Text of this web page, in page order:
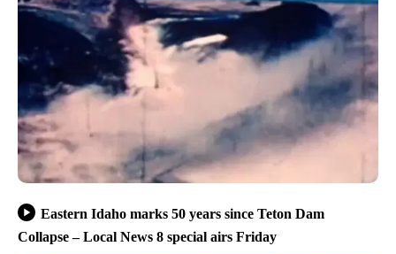
Eastern Idaho marks 50 years since Teton Dam
Collapse – Local News 8 special airs Friday